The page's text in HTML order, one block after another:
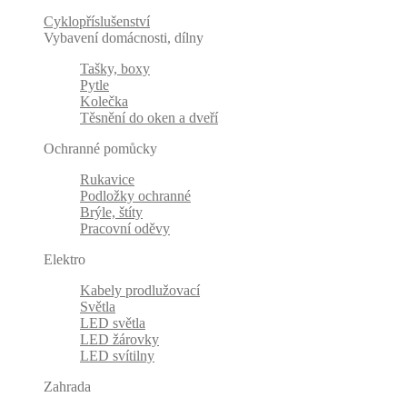
Cyklopříslušenství
Vybavení domácnosti, dílny
Tašky, boxy
Pytle
Kolečka
Těsnění do oken a dveří
Ochranné pomůcky
Rukavice
Podložky ochranné
Brýle, štíty
Pracovní oděvy
Elektro
Kabely prodlužovací
Světla
LED světla
LED žárovky
LED svítilny
Zahrada